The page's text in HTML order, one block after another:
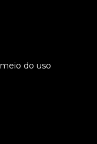
do uso